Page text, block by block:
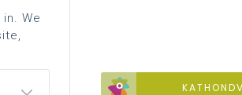
voor preventie op het werk
We